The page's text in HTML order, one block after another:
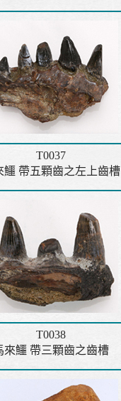
T0037
鱷 帶五顆齒之左上齒槽
T0038
來鱷 帶三顆齒之齒槽